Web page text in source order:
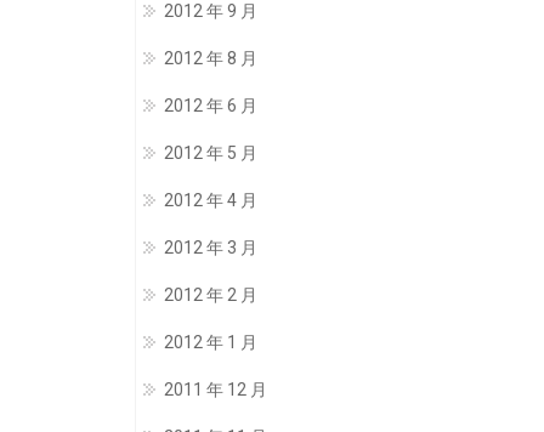
2012 年 9 月
2012 年 8 月
2012 年 6 月
2012 年 5 月
2012 年 4 月
2012 年 3 月
2012 年 2 月
2012 年 1 月
2011 年 12 月